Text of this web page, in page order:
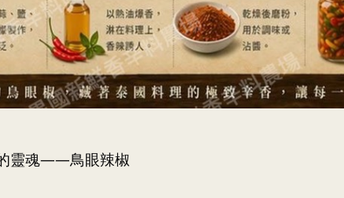
靈魂——鳥眼辣椒